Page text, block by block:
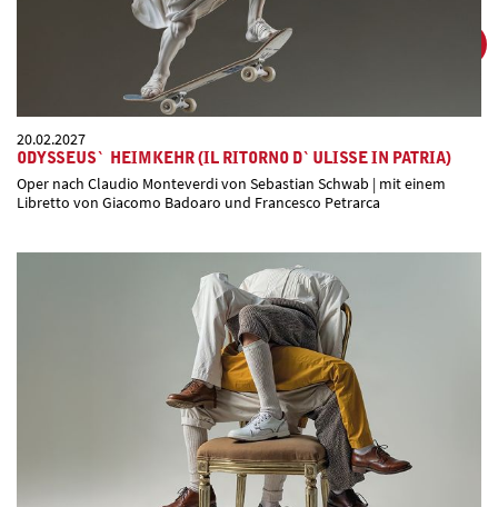
20.02.2027
ODYSSEUS` HEIMKEHR (IL RITORNO D`ULISSE IN PATRIA)
Oper nach Claudio Monteverdi von Sebastian Schwab | mit einem
Libretto von Giacomo Badoaro und Francesco Petrarca